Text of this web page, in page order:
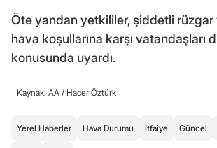
Öte yandan yetkililer, şiddetli rüzgar
hava koşullarına karşı vatandaşları
konusunda uyardı.
Kaynak: AA / Hacer Öztürk
Yerel Haberler Hava Durumu İtfaiye Güncel